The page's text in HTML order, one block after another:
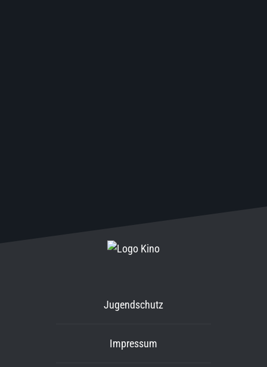
Jugendschutz
Impressum